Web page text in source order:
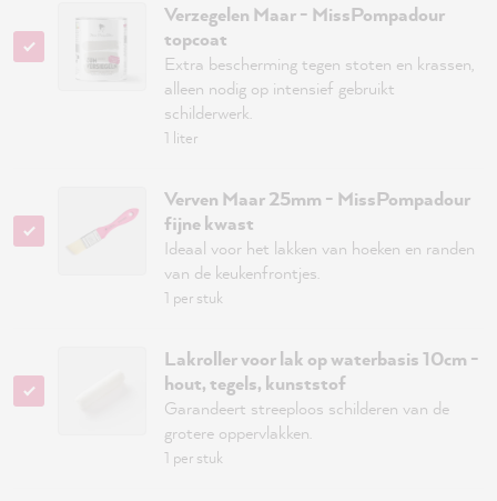
Verzegelen Maar - MissPompadour
topcoat
Extra bescherming tegen stoten en krassen,
alleen nodig op intensief gebruikt
schilderwerk.
1 liter
Verven Maar 25mm - MissPompadour
fijne kwast
Ideaal voor het lakken van hoeken en randen
van de keukenfrontjes.
1 per stuk
Lakroller voor lak op waterbasis 10cm -
hout, tegels, kunststof
Garandeert streeploos schilderen van de
grotere oppervlakken.
1 per stuk